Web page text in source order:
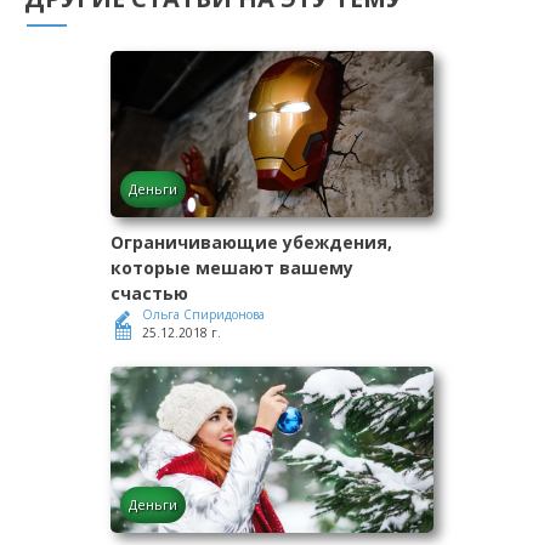
Деньги
Ограничивающие убеждения,
которые мешают вашему
счастью
Ольга Спиридонова
25.12.2018 г.
Деньги